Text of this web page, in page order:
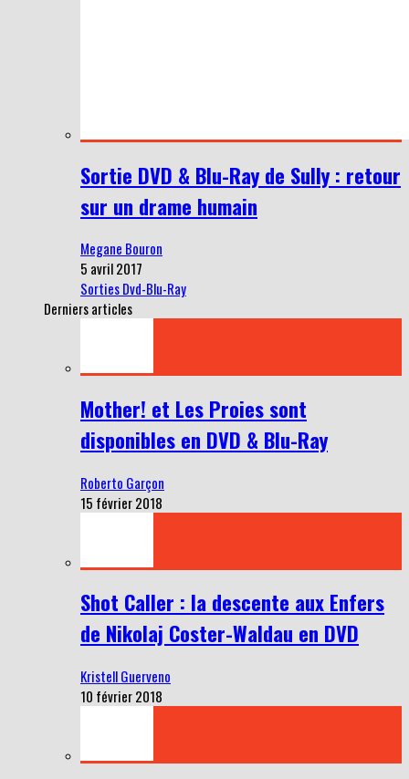
Sortie DVD & Blu-Ray de Sully : retour
sur un drame humain
Megane Bouron
5 avril 2017
Sorties Dvd-Blu-Ray
Derniers articles
Mother! et Les Proies sont
disponibles en DVD & Blu-Ray
Roberto Garçon
15 février 2018
Shot Caller : la descente aux Enfers
de Nikolaj Coster-Waldau en DVD
Kristell Guerveno
10 février 2018